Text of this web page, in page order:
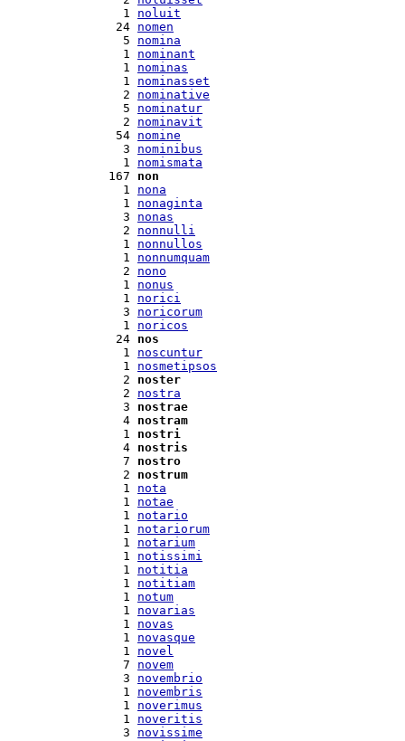
  1
noluit
24 nomen
  5
nomina
  1
nominant
  1
nominas
  1
nominasset
  2
nominative
  5
nominatur
  2
nominavit
54 nomine
  3
nominibus
  1
nomismata
167 non
  1
nona
  1
nonaginta
  3
nonas
  2
nonnulli
  1
nonnullos
  1
nonnumquam
  2
nono
  1
nonus
  1
norici
  3
noricorum
  1
noricos
24 nos
  1
noscuntur
  1
nosmetipsos
  2
noster
  2
nostra
  3
nostrae
  4
nostram
  1
nostri
  4
nostris
  7
nostro
  2
nostrum
  1
nota
  1
notae
  1
notario
  1
notariorum
  1
notarium
  1
notissimi
  1
notitia
  1
notitiam
  1
notum
  1
novarias
  1
novas
  1
novasque
  1
novel
  7
novem
  3
novembrio
  1
novembris
  1
noverimus
  1
noveritis
  3
novissime